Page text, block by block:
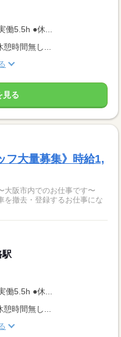
働5.5h ●休...
憩時間無し...
見る
フ大量募集》時給1,
阪市内でのお仕事です〜
を撤去・登録するお仕事にな
駅
働5.5h ●休...
時間無し...